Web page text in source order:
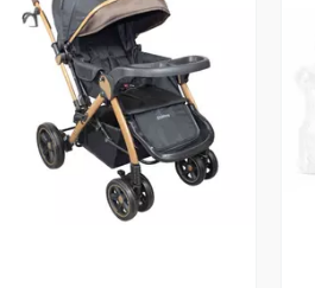
Vista Previa